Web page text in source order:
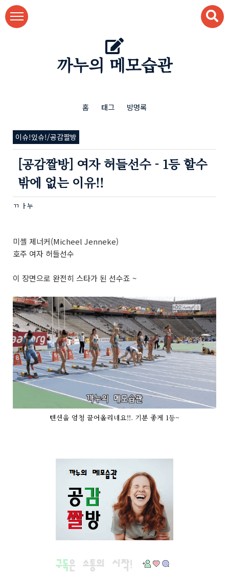
본문 바로가기
까누의 메모습관
홈 태그 방명록
이슈!있슈!/공감짤방
[공감짤방] 여자 허들선수 - 1등 할수
밖에 없는 이유!!
ㄲ ㅏ누
미셸 제너커(Micheel Jenneke)
호주 여자 허들선수
이 장면으로 완전히 스타가 된 선수죠 ~
텐션을 엄청 끌어올리네요!!. 기분 좋게 1등~